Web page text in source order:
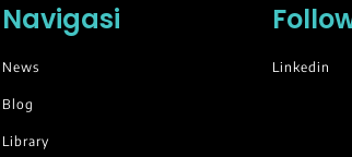
Navigasi
News
Blog
Library
Linkedin